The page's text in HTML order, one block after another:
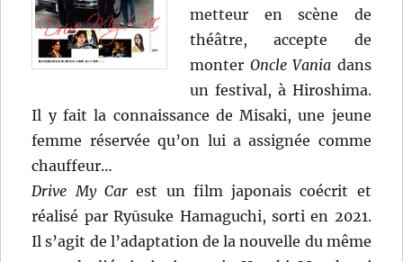
metteur en scène de
théâtre, accepte de
monter Oncle Vania dans
un festival, à Hiroshima.
Il y fait la connaissance de Misaki, une jeune
femme réservée qu’on lui a assignée comme
chauffeur…
Drive My Carest un film japonais coécrit et
réalisé par Ryūsuke Hamaguchi, sorti en 2021.
Il s’agit de l’adaptation de la nouvelle du même